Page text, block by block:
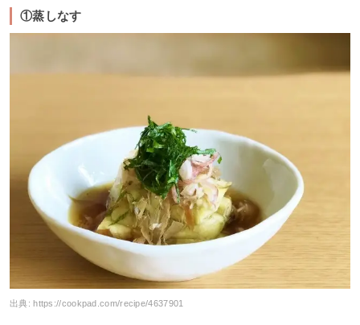
①蒸しなす
出典:https://cookpad.com/recipe/4637901